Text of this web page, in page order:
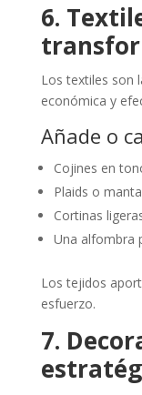
6.
Los textiles son
económica y
Añade o
Cojines en
Plaids o
Cortinas
Una alfombra
Los tejidos
esfuerzo.
7.